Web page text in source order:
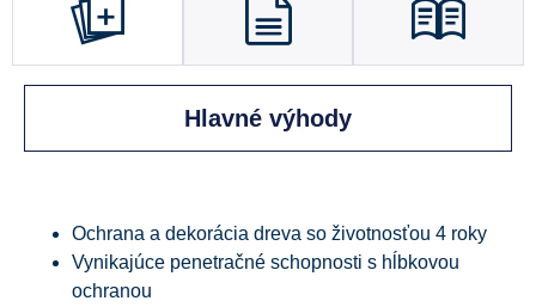
Hlavné výhody
Ochrana a dekorácia dreva so životnosťou 4 roky
Vynikajúce penetračné schopnosti s hĺbkovou
ochranou